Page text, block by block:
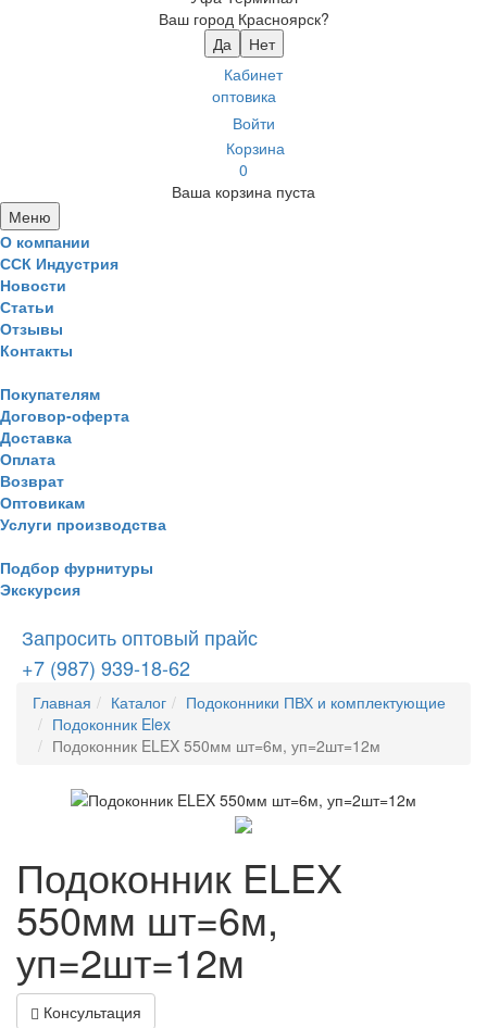
Ваш город Красноярск?
Да
Нет
Кабинет
оптовика
Войти
Корзина
0
Ваша корзина пуста
Меню
О компании
ССК Индустрия
Новости
Статьи
Отзывы
Контакты
Покупателям
Договор-оферта
Доставка
Оплата
Возврат
Оптовикам
Услуги производства
Подбор фурнитуры
Экскурсия
Запросить оптовый прайс
+7 (987) 939-18-62
Главная Каталог
Подоконники ПВХ и комплектующие
Подоконник Elex
Подоконник ELEX 550мм шт=6м, уп=2шт=12м
Подоконник ELEX
550мм шт=6м,
уп=2шт=12м
Консультация